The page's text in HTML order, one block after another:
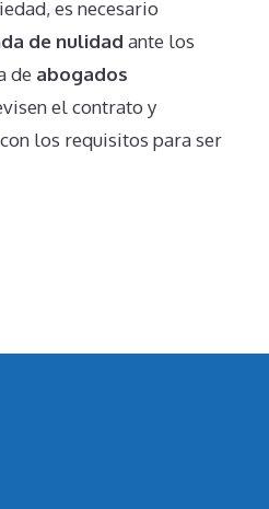
es necesario
de nulidad ante los
de abogados
el contrato y
los requisitos para ser